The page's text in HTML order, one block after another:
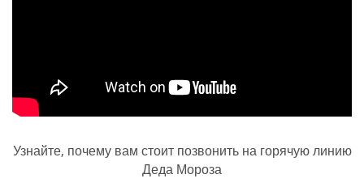
Узнайте, почему вам стоит позвонить на горячую линию
Деда Мороза